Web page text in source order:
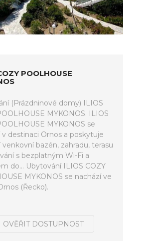
POOLHOUSE
(Prázdninové domy) ILIOS
MYKONOS. ILIOS
MYKONOS se
v destinaci Ornos a poskytuje
venkovní bazén, zahradu, terasu
s bezplatným Wi-Fi a
do... Ubytování ILIOS COZY
MYKONOS se nachází ve
(Řecko).
OVĚŘIT DOSTUPNOST